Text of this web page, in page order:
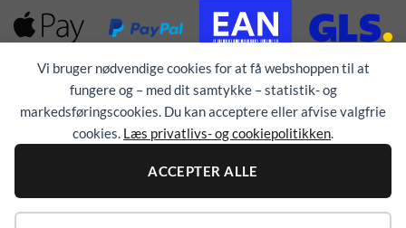
Vi bruger nødvendige cookies for at få webshoppen til at
fungere og – med dit samtykke – statistik- og
markedsføringscookies. Du kan acceptere eller afvise valgfrie
cookies. Læs privatlivs- og cookiepolitikken.
ACCEPTER ALLE
Alle rettigheder forbeholdes © 1976 - 2026TEX-